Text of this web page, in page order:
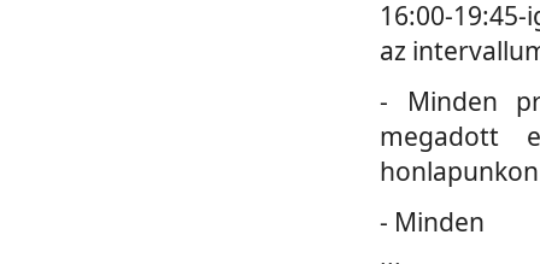
16:00-
az
- Minden
megadott
- Minden
...